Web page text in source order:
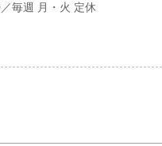
毎週 月・火 定休